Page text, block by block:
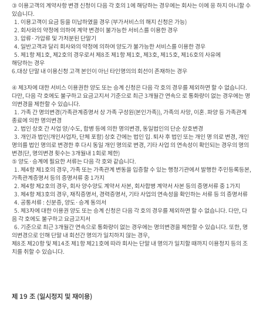
③ 이용고객의 계약사항 변경 신청이 다음 각 호의 1에 해당하는 경우에는 회사는 이에 응 하지 아니할 수
있습니다.
해당하는 경우
6.대상 단말 내 이용신청 고객 본인이 아닌 타인명의의 회선이 존재하는 경우
④ 제3자에 대한 서비스 이용권한 양도 또는 승계 신청은 다음 각 호의 경우를 제외하면 할 수 없습니다.
다만, 다음 각 호에도 불구하고 요금고지서 기준으로 최근 3개월간 연속으 로 통화량이 없는 경우에는 명
의변경을 제한할 수 있습니다.
종료에 의한 명의변경
명의를 법인 명의로 변경한 후 다시 동일 개인 명의로 변경, 기타 사업 의 연속성이 확인되는 경우의 명의
변경(단, 명의변경 횟수는 3개월내 1회로 제한)
⑤ 양도·승계에 필요한 서류는 다음 각 호와 같습니다.
가족관계증명서 등의 증명서류 중 1가지
음 각 호에도 불구하고 요금고지서
의변경으로 인해 단말 내 회선간 명의가 일치하지 않는 경우,
제8조 제20항 및 제14조 제1항 제21호에 따라 회사는 단말 내 명의가 일치할 때까지 이용정지 등의 조
치를 취할 수 있습니다.
제 19 조 (일시정지 및 재이용)